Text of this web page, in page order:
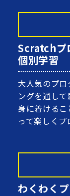
Scratchプ
個別学習
大人気のプ
ングを通し
身に着ける
って楽しくプ
わくわく